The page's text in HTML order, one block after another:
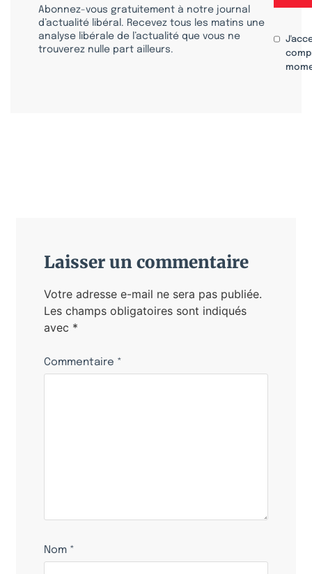
Abonnez-vous gratuitement à notre journal
d’actualité libéral. Recevez tous les matins une
analyse libérale de l’actualité que vous ne
trouverez nulle part ailleurs.
Laisser un commentaire
Votre adresse e-mail ne sera pas publiée.
Les champs obligatoires sont indiqués
avec *
Commentaire *
Nom *